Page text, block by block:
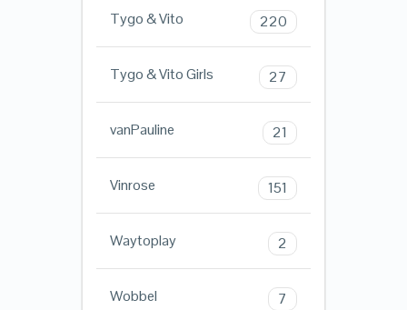
Tygo & Vito 220
Tygo & Vito Girls 27
vanPauline 21
Vinrose 151
Waytoplay 2
Wobbel 7